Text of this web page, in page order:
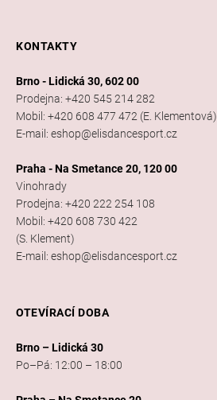
KONTAKTY
Brno - Lidická 30, 602 00
Prodejna: +420 545 214 282
Mobil: +420 608 477 472 (E. Klementová)
E-mail: eshop@elisdancesport.cz
Praha - Na Smetance 20, 120 00
Vinohrady
Prodejna: +420 222 254 108
Mobil: +420 608 730 422
(S. Klement)
E-mail: eshop@elisdancesport.cz
OTEVÍRACÍ DOBA
Brno – Lidická 30
Po–Pá: 12:00 – 18:00